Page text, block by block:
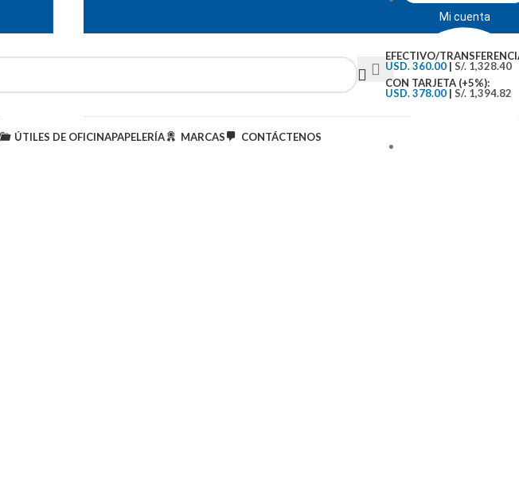
Mi cuenta
EFECTIVO/
USD. 360.00 | S/. 1,328.40
CON TARJETA (+5%):
USD. 378.00 | S/. 1,394.82
ÚTILES DE OFICINAPAPELERÍA MARCAS CONTÁCTENOS